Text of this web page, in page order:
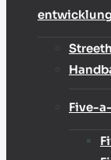
Five-